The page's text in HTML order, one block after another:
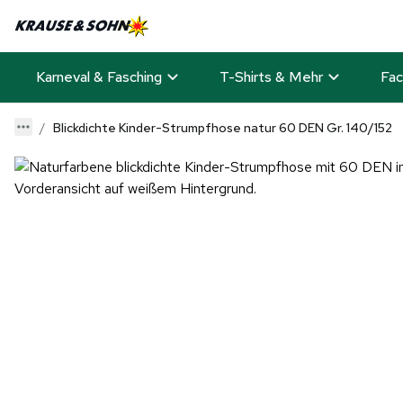
Karneval & Fasching T-Shirts & Mehr
Blickdichte Kinder-Strumpfhose natur 60 DEN Gr. 140/152